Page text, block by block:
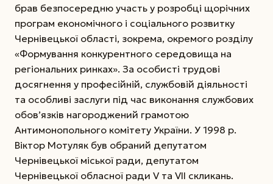
брав безпосередню участь у розробці щорічних
програм економічного і соціального розвитку
Чернівецької області, зокрема, окремого розділу
«Формування конкурентного середовища на
регіональних ринках». За особисті трудові
досягнення у професійній, службовій діяльності
та особливі заслуги під час виконання службових
обов’язків нагороджений грамотою
Антимонопольного комітету України. У 1998 р.
Віктор Мотуляк був обраний депутатом
Чернівецької міської ради, депутатом
Чернівецької обласної ради V та VII скликань.